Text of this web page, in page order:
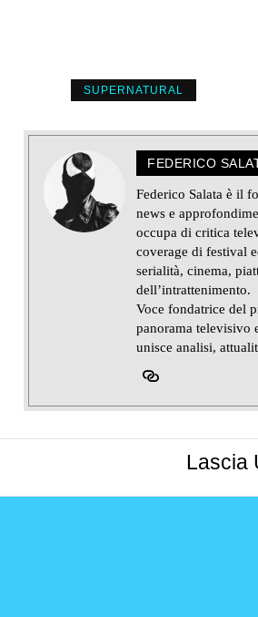
SUPERNATURAL
FEDERICO
Federico Salata è il
news e
occupa di critica
coverage di festival
serialità, cinema,
dell’intrattenimento.
Voce fondatrice del
panorama televisivo
unisce analisi,
Lascia